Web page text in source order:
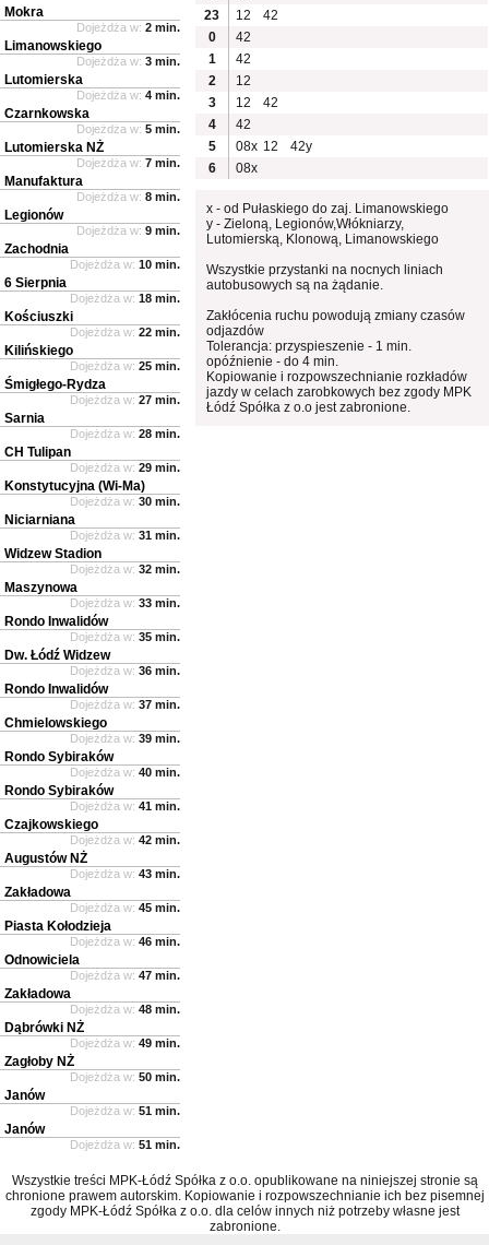
23
12
42
0
42
1
42
2
12
3
12
42
4
42
5
08x 12
42y
6
08x
x - od Pułaskiego do zaj. Limanowskiego
y - Zieloną, Legionów,Włókniarzy,
Lutomierską, Klonową, Limanowskiego
Wszystkie przystanki na nocnych liniach
autobusowych są na żądanie.
Zakłócenia ruchu powodują zmiany czasów
odjazdów
Tolerancja: przyspieszenie - 1 min.
opóźnienie - do 4 min.
Kopiowanie i rozpowszechnianie rozkładów
jazdy w celach zarobkowych bez zgody MPK
Łódź Spółka z o.o jest zabronione.
Mokra
Dojeżdża w: 2 min.
Limanowskiego
Dojeżdża w: 3 min.
Lutomierska
Dojeżdża w: 4 min.
Czarnkowska
Dojeżdża w: 5 min.
Lutomierska NŻ
Dojeżdża w: 7 min.
Manufaktura
Dojeżdża w: 8 min.
Legionów
Dojeżdża w: 9 min.
Zachodnia
Dojeżdża w: 10 min.
6 Sierpnia
Dojeżdża w: 18 min.
Kościuszki
Dojeżdża w: 22 min.
Kilińskiego
Dojeżdża w: 25 min.
Śmigłego-Rydza
Dojeżdża w: 27 min.
Sarnia
Dojeżdża w: 28 min.
CH Tulipan
Dojeżdża w: 29 min.
Konstytucyjna (Wi-Ma)
Dojeżdża w: 30 min.
Niciarniana
Dojeżdża w: 31 min.
Widzew Stadion
Dojeżdża w: 32 min.
Maszynowa
Dojeżdża w: 33 min.
Rondo Inwalidów
Dojeżdża w: 35 min.
Dw. Łódź Widzew
Dojeżdża w: 36 min.
Rondo Inwalidów
Dojeżdża w: 37 min.
Chmielowskiego
Dojeżdża w: 39 min.
Rondo Sybiraków
Dojeżdża w: 40 min.
Rondo Sybiraków
Dojeżdża w: 41 min.
Czajkowskiego
Dojeżdża w: 42 min.
Augustów NŻ
Dojeżdża w: 43 min.
Zakładowa
Dojeżdża w: 45 min.
Piasta Kołodzieja
Dojeżdża w: 46 min.
Odnowiciela
Dojeżdża w: 47 min.
Zakładowa
Dojeżdża w: 48 min.
Dąbrówki NŻ
Dojeżdża w: 49 min.
Zagłoby NŻ
Dojeżdża w: 50 min.
Janów
Dojeżdża w: 51 min.
Janów
Dojeżdża w: 51 min.
Wszystkie treści MPK-Łódź Spółka z o.o. opublikowane na niniejszej stronie są
chronione prawem autorskim. Kopiowanie i rozpowszechnianie ich bez pisemnej
zgody MPK-Łódź Spółka z o.o. dla celów innych niż potrzeby własne jest
zabronione.